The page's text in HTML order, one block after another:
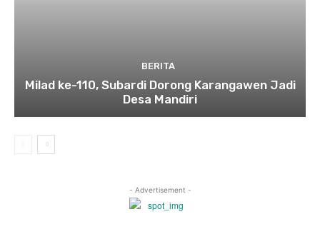
BERITA
Milad ke-110, Subardi Dorong Karangawen Jadi
Desa Mandiri
- Advertisement -